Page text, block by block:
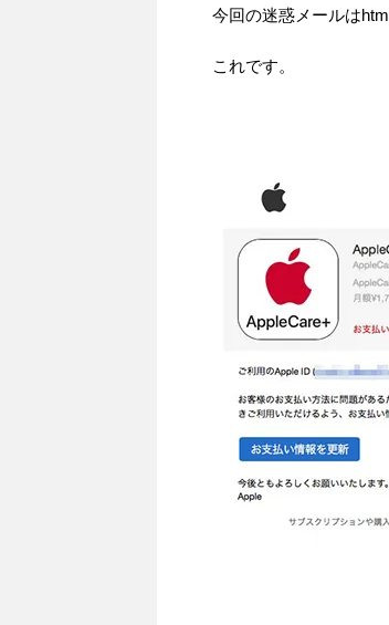
今回の迷惑メールは
これです。